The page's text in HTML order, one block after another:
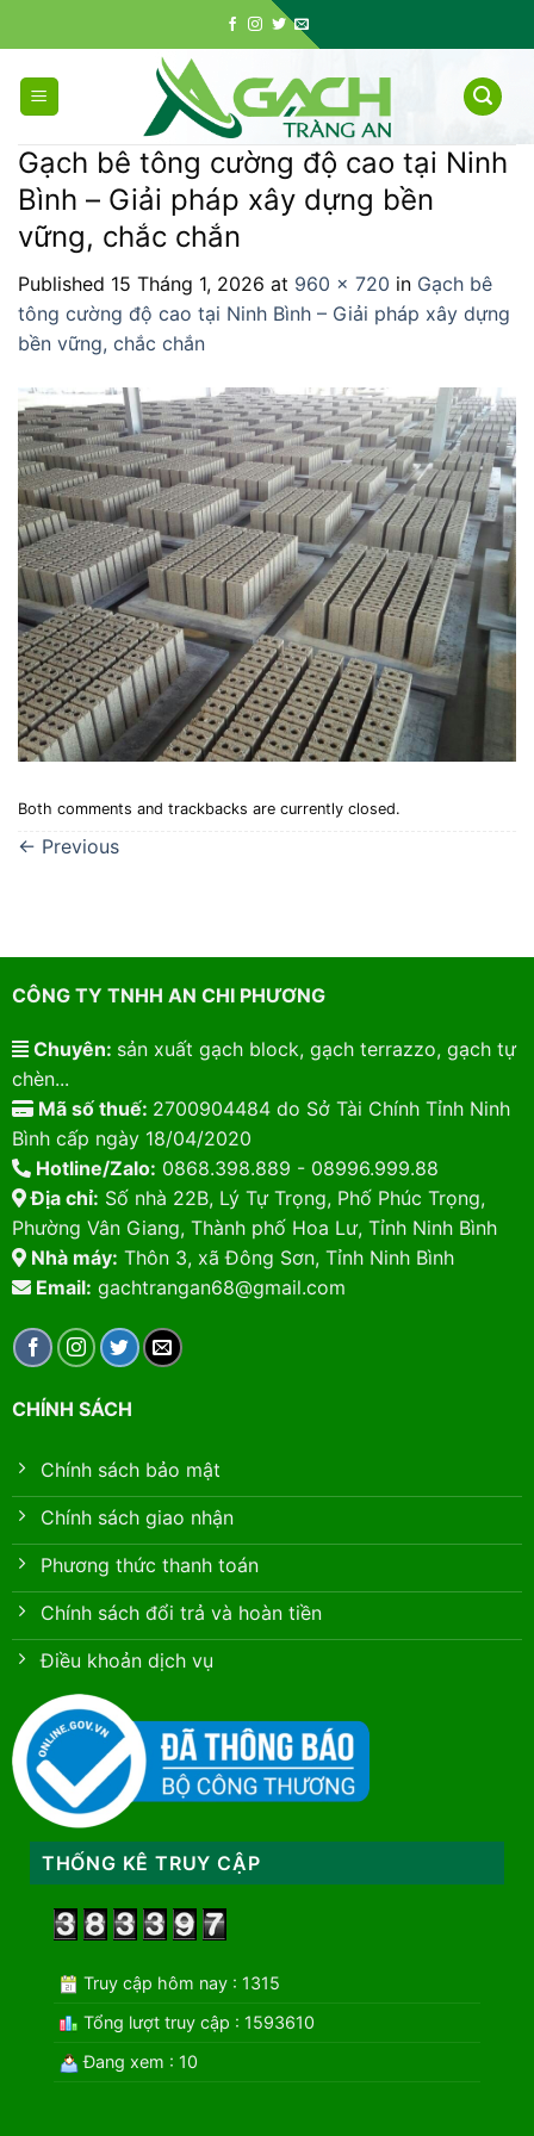
to
content
Gạch bê tông cường độ cao tại Ninh
Bình – Giải pháp xây dựng bền
vững, chắc chắn
Published 15 Tháng 1, 2026 at 960 × 720 in Gạch bê
tông cường độ cao tại Ninh Bình – Giải pháp xây dựng
bền vững, chắc chắn
Both comments and trackbacks are currently closed.
← Previous
CÔNG TY TNHH AN CHI PHƯƠNG
Chuyên: sản xuất gạch block, gạch terrazzo, gạch tự
chèn...
Mã số thuế: 2700904484 do Sở Tài Chính Tỉnh Ninh
Bình cấp ngày 18/04/2020
Hotline/Zalo: 0868.398.889 - 08996.999.88
Địa chỉ: Số nhà 22B, Lý Tự Trọng, Phố Phúc Trọng,
Phường Vân Giang, Thành phố Hoa Lư, Tỉnh Ninh Bình
Nhà máy: Thôn 3, xã Đông Sơn, Tỉnh Ninh Bình
Email: gachtrangan68@gmail.com
CHÍNH SÁCH
Chính sách bảo mật
Chính sách giao nhận
Phương thức thanh toán
Chính sách đổi trả và hoàn tiền
Điều khoản dịch vụ
THỐNG KÊ TRUY CẬP
Truy cập hôm nay : 1315
Tổng lượt truy cập : 1593610
Đang xem : 10